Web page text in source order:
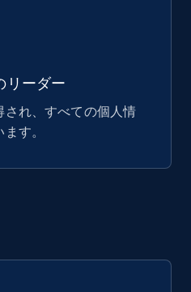
Mouser part num, Mfr
Image, Image high,
リーダー
され、すべての個人情
す。